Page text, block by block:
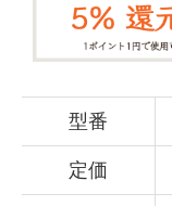
型番
定価